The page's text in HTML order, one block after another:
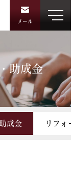
メール
助成金
成金 リフォ